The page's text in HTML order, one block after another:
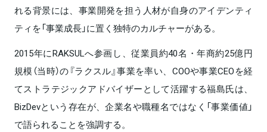
れる背景には、事業開発を担う人材が自身のアイデンティ
ティを「事業成長」に置く独特のカルチャーがある。
2015年にRAKSULへ参画し、従業員約40名・年商約25億円
規模（当時）の『ラクスル』事業を率い、COOや事業CEOを経
てストラテジックアドバイザーとして活躍する福島氏は、
BizDevという存在が、企業名や職種名ではなく「事業価値」
で語られることを強調する。